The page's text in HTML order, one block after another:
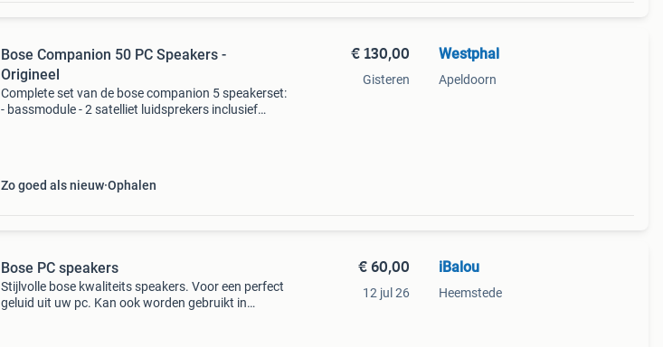
Bose Companion 50 PC Speakers -
Origineel
Complete set van de bose companion 5 speakerset:
- bassmodule - 2 satelliet luidsprekers inclusief
Zo goed als nieuw Ophalen
€ 130,00
Gisteren
Westphal
Apeldoorn
Bose PC speakers
Stijlvolle bose kwaliteits speakers. Voor een perfect
geluid uit uw pc. Kan ook worden gebruikt in
€ 60,00
12 jul 26
iBalou
Heemstede